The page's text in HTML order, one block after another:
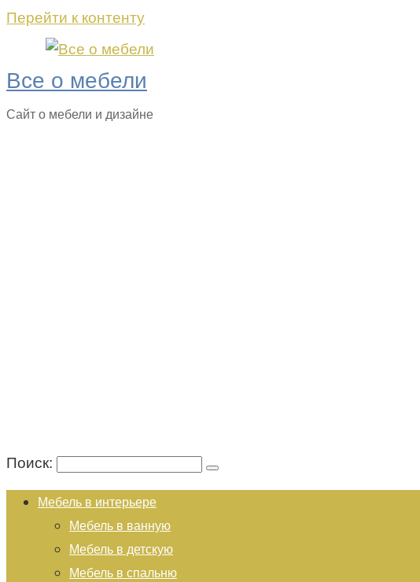
Перейти к контенту
Все о мебели
Сайт о мебели и дизайне
Поиск:
Мебель в интерьере
Мебель в ванную
Мебель в детскую
Мебель в спальню